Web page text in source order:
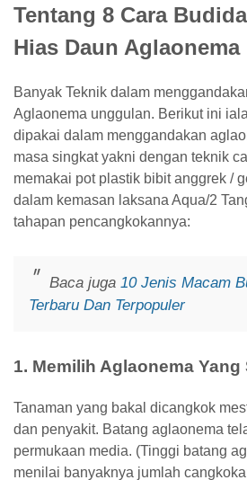
Tentang 8 Cara
Hias Daun Aglaonema
Banyak Teknik dalam
Aglaonema unggulan. Berikut ini
dipakai dalam menggandakan
masa singkat yakni dengan teknik
memakai pot plastik bibit anggrek /
dalam kemasan laksana Aqua/2
tahapan pencangkokannya:
Baca juga 10 Jenis Macam
Terbaru Dan Terpopuler
1. Memilih Aglaonema Yang
Tanaman yang bakal dicangkok
dan penyakit. Batang aglaonema
permukaan media. (Tinggi batang
menilai banyaknya jumlah